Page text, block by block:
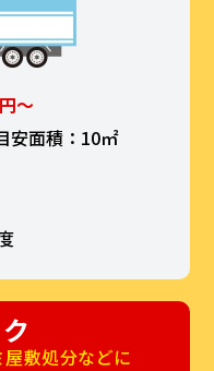
円〜
安面積：10㎡
敷処分などに